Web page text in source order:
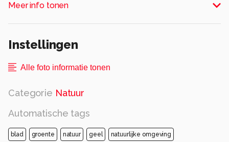
Meer info tonen
Instellingen
Alle foto informatie tonen
Categorie Natuur
Automatische tags
blad groente natuur geel natuurlijke omgeving